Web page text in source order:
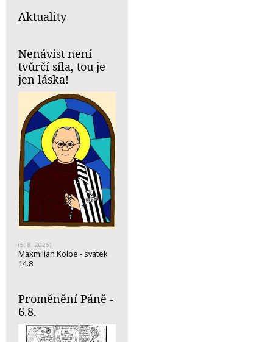
Aktuality
Nenávist není
tvůrčí síla, tou je
jen láska!
(5. 8. 2026)
Maxmilián Kolbe - svátek
14.8.
Proměnění Páně -
6.8.